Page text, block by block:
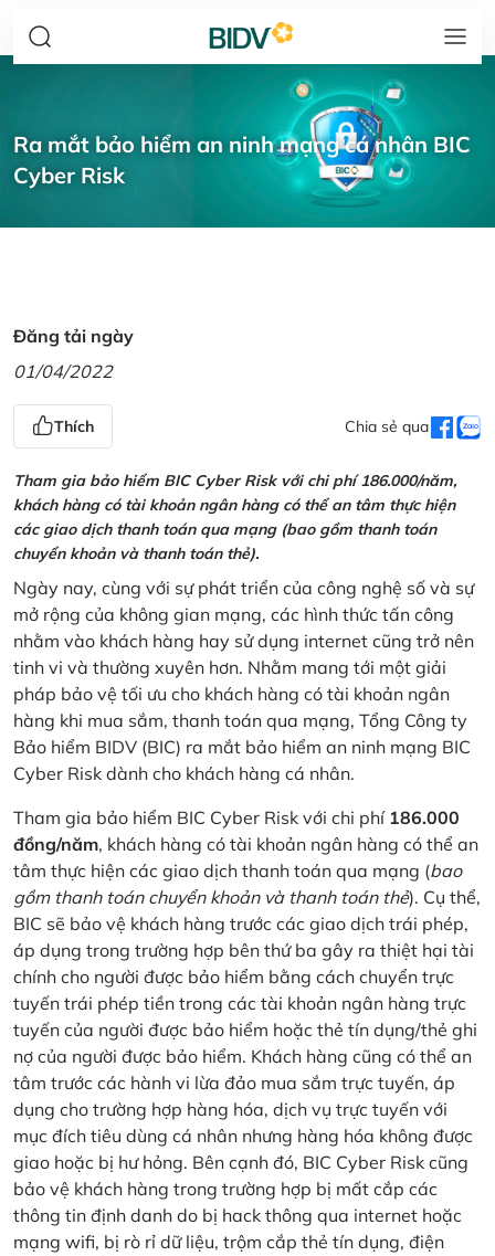
Ra mắt bảo hiểm an ninh mạng cá nhân BIC
Cyber Risk
Đăng tải ngày
01/04/2022
Thích Chia sẻ qua
Tham gia bảo hiểm BIC Cyber Risk với chi phí 186.000/năm,
khách hàng có tài khoản ngân hàng có thể an tâm thực hiện
các giao dịch thanh toán qua mạng (bao gồm thanh toán
chuyển khoản và thanh toán thẻ).
Ngày nay, cùng với sự phát triển của công nghệ số và sự
mở rộng của không gian mạng, các hình thức tấn công
nhằm vào khách hàng hay sử dụng internet cũng trở nên
tinh vi và thường xuyên hơn. Nhằm mang tới một giải
pháp bảo vệ tối ưu cho khách hàng có tài khoản ngân
hàng khi mua sắm, thanh toán qua mạng, Tổng Công ty
Bảo hiểm BIDV (BIC) ra mắt bảo hiểm an ninh mạng BIC
Cyber Risk dành cho khách hàng cá nhân.
Tham gia bảo hiểm BIC Cyber Risk với chi phí 186.000
đồng/năm, khách hàng có tài khoản ngân hàng có thể an
tâm thực hiện các giao dịch thanh toán qua mạng (bao
gồm thanh toán chuyển khoản và thanh toán thẻ). Cụ thể,
BIC sẽ bảo vệ khách hàng trước các giao dịch trái phép,
áp dụng trong trường hợp bên thứ ba gây ra thiệt hại tài
chính cho người được bảo hiểm bằng cách chuyển trực
tuyến trái phép tiền trong các tài khoản ngân hàng trực
tuyến của người được bảo hiểm hoặc thẻ tín dụng/thẻ ghi
nợ của người được bảo hiểm. Khách hàng cũng có thể an
tâm trước các hành vi lừa đảo mua sắm trực tuyến, áp
dụng cho trường hợp hàng hóa, dịch vụ trực tuyến với
mục đích tiêu dùng cá nhân nhưng hàng hóa không được
giao hoặc bị hư hỏng. Bên cạnh đó, BIC Cyber Risk cũng
bảo vệ khách hàng trong trường hợp bị mất cắp các
thông tin định danh do bị hack thông qua internet hoặc
mạng wifi, bị rò rỉ dữ liệu, trộm cắp thẻ tín dụng, điện